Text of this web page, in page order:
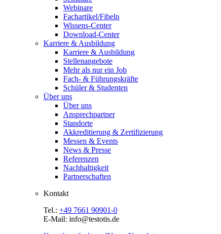
Webinare
Fachartikel/Fibeln
Wissens-Center
Download-Center
Karriere & Ausbildung
Karriere & Ausbildung
Stellenangebote
Mehr als nur ein Job
Fach- & Führungskräfte
Schüler & Studenten
Über uns
Über uns
Ansprechpartner
Standorte
Akkreditierung & Zertifizierung
Messen & Events
News & Presse
Referenzen
Nachhaltigkeit
Partnerschaften
Kontakt
Tel.: +49 7661 90901-0
E-Mail: info@testotis.de